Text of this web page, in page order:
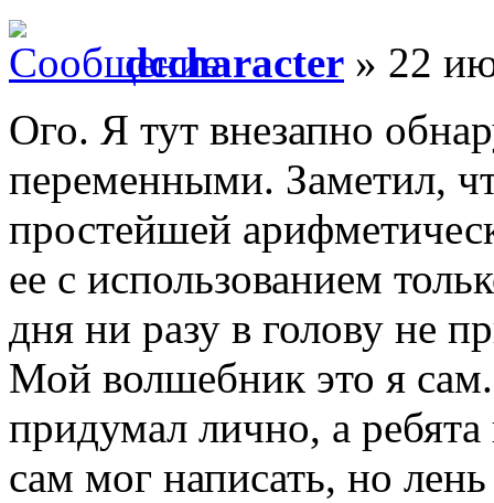
dccharacter » 22
Ого. Я тут внезапно
переменными. Заметил,
простейшей
ее с использованием
дня ни разу в голову не
Мой волшебник это я
придумал лично, а
сам мог написать, но